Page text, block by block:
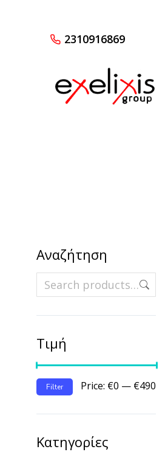
2310916869
Αναζήτηση
Τιμή
Filter Price: €0 — €490
Κατηγορίες